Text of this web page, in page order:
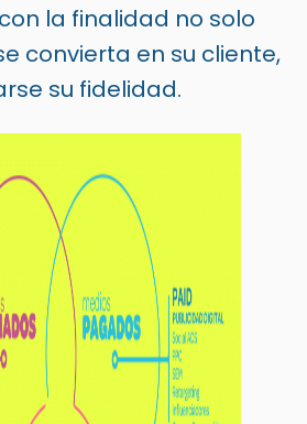
la finalidad no solo
convierta en su cliente,
su fidelidad.